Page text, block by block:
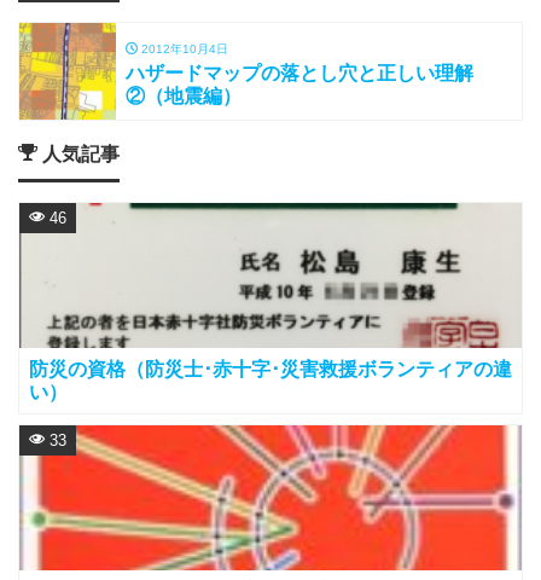
2012年10月4日
ハザードマップの落とし穴と正しい理解
②（地震編）
人気記事
防災の資格（防災士･赤十字･災害救援ボランティアの違
い）
46
33